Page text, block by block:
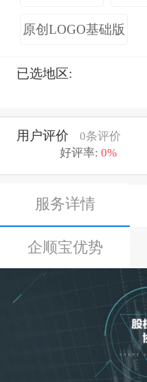
原创LOGO基础版
已选地区:
用户评价
0条评价
好评率: 0%
服务详情
企顺宝优势